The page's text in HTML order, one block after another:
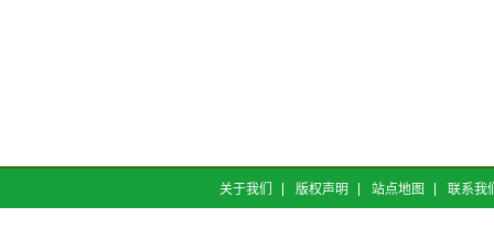
关于我们 版权声明 站点地图 联系我